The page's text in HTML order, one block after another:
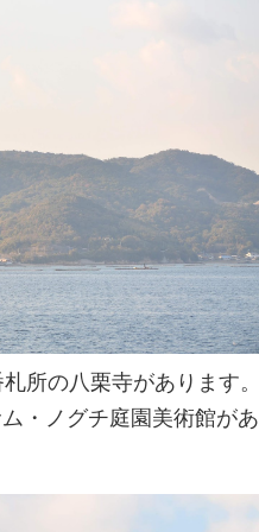
所の八栗寺があります。
・ノグチ庭園美術館があ